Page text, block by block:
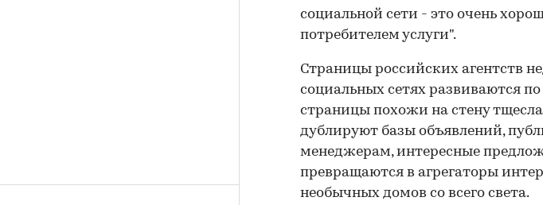
социальной сети - это очень
потребителем услуги".
Страницы российских агентств
социальных сетях развиваются
страницы похожи на стену
дублируют базы объявлений,
менеджерам, интересные
превращаются в агрегаторы
необычных домов со всего света.